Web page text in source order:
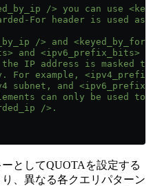
/> you can use
For header is used as
/> and
and <ipv6_prefix_bits>
IP address is masked to
For example,
subnet, and
can only be used
/>.
としてQUOTAを設定する
、異なる各クエリパターン